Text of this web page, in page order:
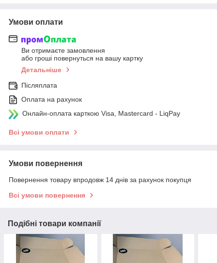
Умови оплати
Ви отримаєте замовлення
або гроші повернуться на вашу картку
Детальніше
Післяплата
Оплата на рахунок
Онлайн-оплата карткою Visa, Mastercard - LiqPay
Всі умови оплати
Умови повернення
Повернення товару впродовж 14 днів за рахунок покупця
Всі умови повернення
Подібні товари компанії